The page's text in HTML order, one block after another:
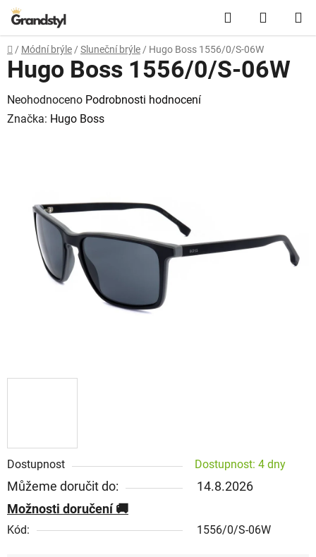
Přejít na obsah Hledat
Domů
/ Módní brýle / Sluneční brýle / Hugo Boss 1556/0/S-06W
Dostupnost Dostupnost: 4 dny
Můžeme doručit do:
14.8.2026
Možnosti doručení
Kód: 1556/0/S-06W
Hugo Boss 1556/0/S-06W
Průměrné hodnocení produktu je 0,0 z 5 hvězdiček.
Neohodnoceno Podrobnosti hodnocení
Značka: Hugo Boss